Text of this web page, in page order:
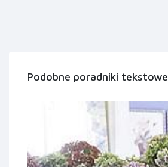
Podobne poradniki tekstowe